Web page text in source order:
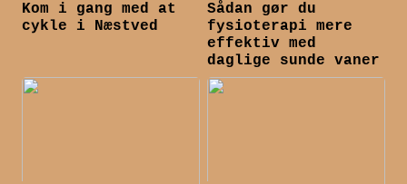
Kom i gang med at
cykle i Næstved
Sådan gør du
fysioterapi mere
effektiv med
daglige sunde vaner